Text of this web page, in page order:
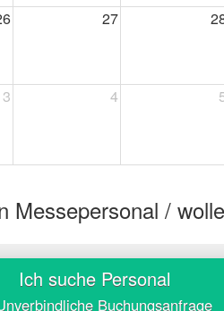
27
3 4
Messepersonal /
Ich suche Personal
Buchungsanfrage